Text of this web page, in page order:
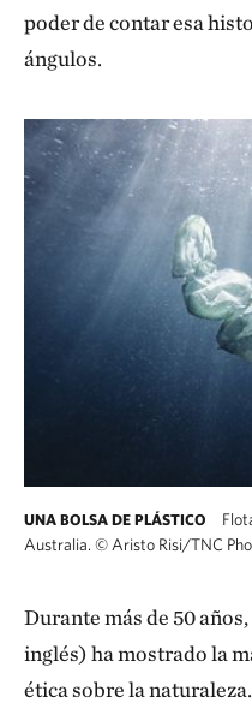
poder de contar esa
ángulos.
UNA BOLSA DE PLÁSTICO
Australia. © Aristo Risi/TNC
Durante más de 50 años,
inglés) ha mostrado la
ética sobre la